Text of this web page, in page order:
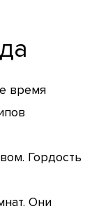
время
Гордость
Они